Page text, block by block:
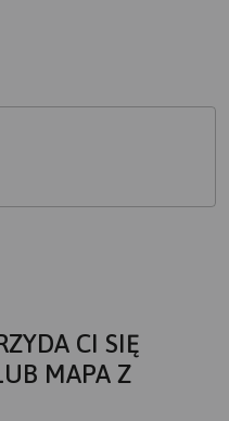
CI SIĘ
MAPA Z